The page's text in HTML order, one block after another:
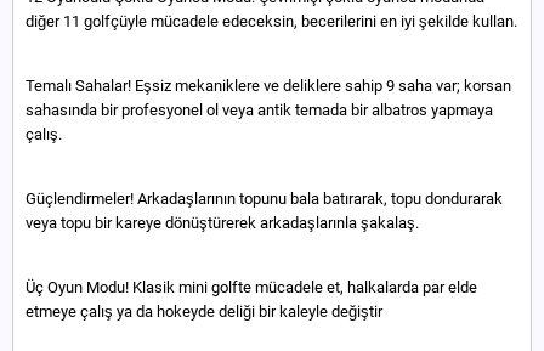
diğer 11 golfçüyle mücadele edeceksin, becerilerini en iyi şekilde kullan.
Temalı Sahalar! Eşsiz mekaniklere ve deliklere sahip 9 saha var; korsan
sahasında bir profesyonel ol veya antik temada bir albatros yapmaya
çalış.
Güçlendirmeler! Arkadaşlarının topunu bala batırarak, topu dondurarak
veya topu bir kareye dönüştürerek arkadaşlarınla şakalaş.
Üç Oyun Modu! Klasik mini golfte mücadele et, halkalarda par elde
etmeye çalış ya da hokeyde deliği bir kaleyle değiştir